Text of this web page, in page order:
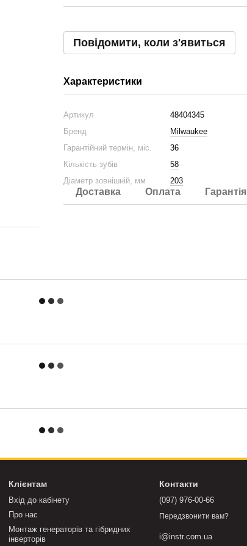
Повідомити, коли з'явиться
Характеристики
Артикул
48404345
Бренд
Milwaukee
Гарантійний термін, міс.
36
Кількість зубів
58
Діаметр зовнішній, мм
203
Доставка Оплата Гарантія
Клієнтам
Вхід до кабінету
Про нас
Монтаж генераторів та гібридних
інверторів
Контакти
(097) 976-00-66
Передзвонити вам?
i@instr.com.ua